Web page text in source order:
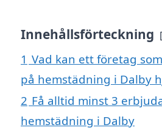
Innehållsförteckning
1 Vad kan ett företag
på hemstädning i Dalby
2 Få alltid minst 3
hemstädning i Dalby